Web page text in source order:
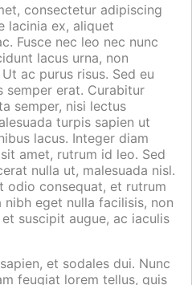
consectetur adipiscing
lacinia ex, aliquet
Fusce nec leo nec nunc
lacus urna, non
ac purus risus. Sed eu
semper erat. Curabitur
semper, nisi lectus
turpis sapien ut
lacus. Integer diam
amet, rutrum id leo. Sed
nulla ut, malesuada nisl.
odio consequat, et rutrum
eget nulla facilisis, non
suscipit augue, ac iaculis
et sodales dui. Nunc
feugiat lorem tellus, quis